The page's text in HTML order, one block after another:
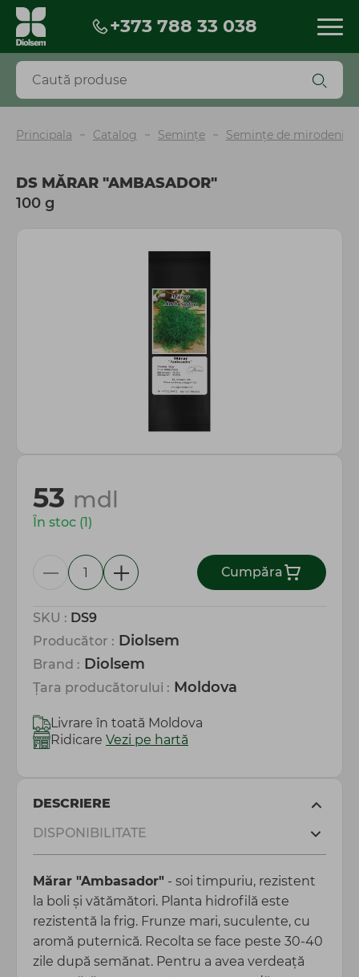
+373 788 33 038
Produse
BESTSELLERS
Pesticide
Îngrășăminte și fertilizanți
Seminţe
Mobilă și decor de grădină
Unelte, instrumente, accesorii
Peliculă sere și mulcire
Totul pentru gospodărie
Principala Catalog Seminţe Semințe de mirodenii,
DS MĂRAR "AMBASADOR"
100 g
SKU : DS9
Producător : Diolsem
Brand : Diolsem
Țara producătorului : Moldova
53 mdl
În stoc (1)
Сumpăra
Livrare în toată Moldova
Ridicare Vezi pe hartă
DESCRIERE
DISPONIBILITATE
Mărar "Ambasador" - soi timpuriu, rezistent
la boli și vătămători. Planta hidrofilă este
rezistentă la frig. Frunze mari, suculente, cu
aromă puternică. Recolta se face peste 30-40
zile după semănat. Pentru a avea verdeaţă